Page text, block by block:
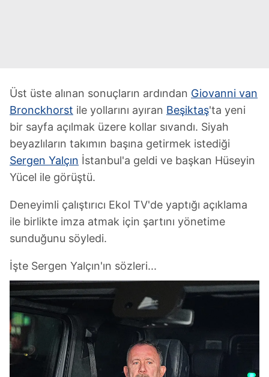
Üst üste alınan sonuçların ardından Giovanni van
Bronckhorst ile yollarını ayıran Beşiktaş'ta yeni
bir sayfa açılmak üzere kollar sıvandı. Siyah
beyazlıların takımın başına getirmek istediği
Sergen Yalçın İstanbul'a geldi ve başkan Hüseyin
Yücel ile görüştü.
Deneyimli çalıştırıcı Ekol TV'de yaptığı açıklama
ile birlikte imza atmak için şartını yönetime
sunduğunu söyledi.
İşte Sergen Yalçın'ın sözleri...